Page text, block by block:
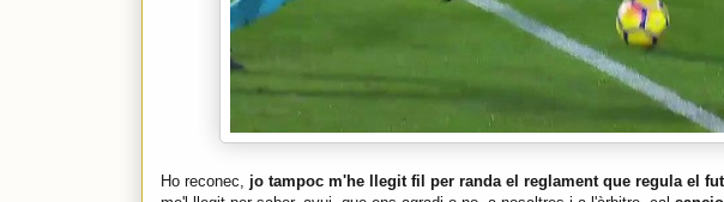
Ho reconec, jo tampoc m'he llegit fil per randa el reglament que regula el